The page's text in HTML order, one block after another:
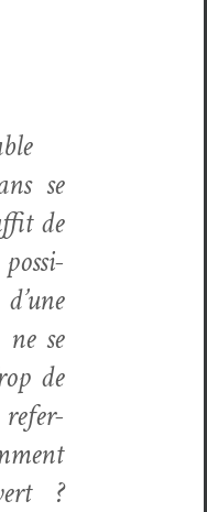
se
de
se
de
?